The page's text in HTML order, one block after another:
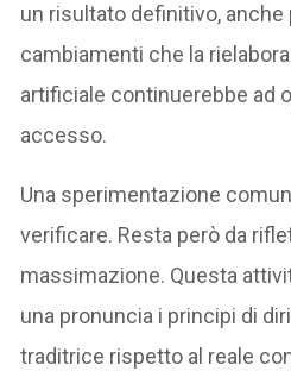
un risultato definitivo,
cambiamenti che la
artificiale continuerebbe ad
accesso.
Una sperimentazione
verificare. Resta però da
massimazione. Questa
una pronuncia i principi di
traditrice rispetto al reale